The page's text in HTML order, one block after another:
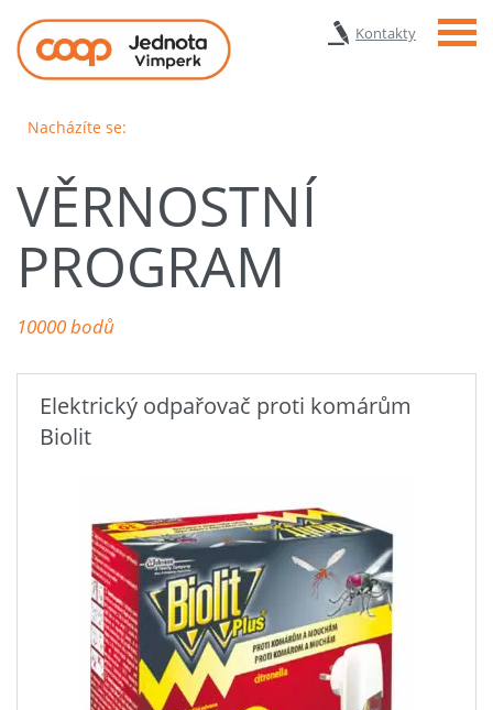
Kontakty Menu
Nacházíte se:
VĚRNOSTNÍ
PROGRAM
10000 bodů
Elektrický odpařovač proti komárům
Biolit